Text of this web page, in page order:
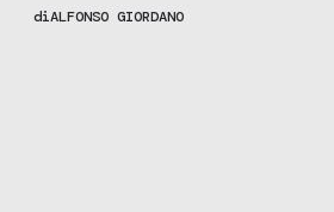
tra loro.
diALFONSO GIORDANO